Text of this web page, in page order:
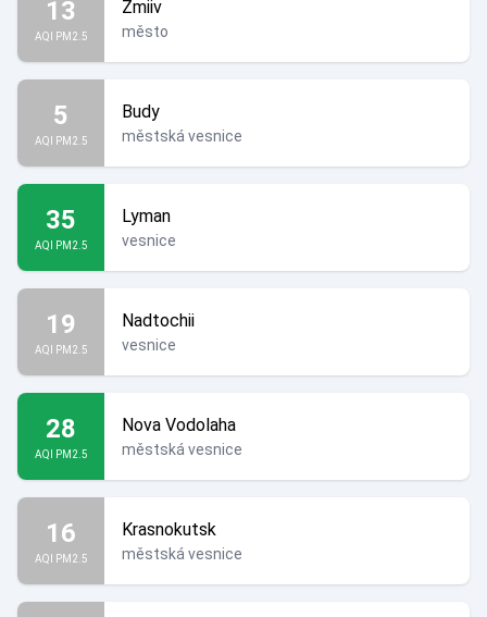
13
AQI PM2.5
Zmiiv
město
5
AQI PM2.5
Budy
městská vesnice
35
AQI PM2.5
Lyman
vesnice
19
AQI PM2.5
Nadtochii
vesnice
28
AQI PM2.5
Nova Vodolaha
městská vesnice
16
AQI PM2.5
Krasnokutsk
městská vesnice